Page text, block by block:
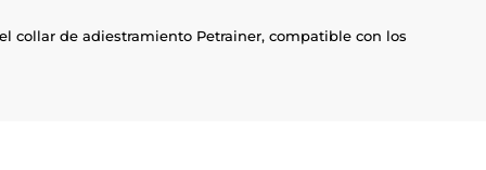
collar de adiestramiento Petrainer, compatible con los